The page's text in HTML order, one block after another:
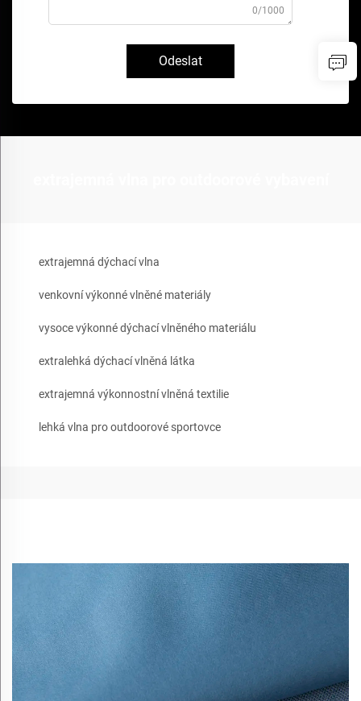
0/1000
Odeslat
extrajemná dýchací vlna
venkovní výkonné vlněné materiály
vysoce výkonné dýchací vlněného materiálu
extralehká dýchací vlněná látka
extrajemná výkonnostní vlněná textilie
lehká vlna pro outdoorové sportovce